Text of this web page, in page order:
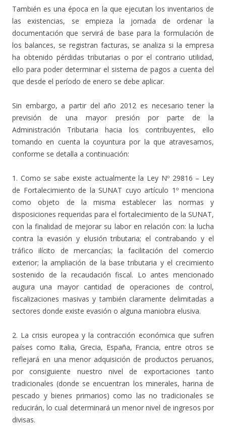
También es una época en la que ejecutan los inventarios de
las existencias, se empieza la jornada de ordenar la
documentación que servirá de base para la formulación de
los balances, se registran facturas, se analiza si la empresa
ha obtenido pérdidas tributarias o por el contrario utilidad,
ello para poder determinar el sistema de pagos a cuenta del
que desde el período de enero se debe aplicar.
Sin embargo, a partir del año 2012 es necesario tener la
previsión de una mayor presión por parte de la
Administración Tributaria hacia los contribuyentes, ello
tomando en cuenta la coyuntura por la que atravesamos,
conforme se detalla a continuación:
1. Como se sabe existe actualmente la Ley Nº 29816 – Ley
de Fortalecimiento de la SUNAT cuyo artículo 1º menciona
como objeto de la misma establecer las normas y
disposiciones requeridas para el fortalecimiento de la SUNAT,
con la finalidad de mejorar su labor en relación con: la lucha
contra la evasión y elusión tributaria; el contrabando y el
tráfico ilícito de mercancías; la facilitación del comercio
exterior; la ampliación de la base tributaria y el crecimiento
sostenido de la recaudación fiscal. Lo antes mencionado
augura una mayor cantidad de operaciones de control,
fiscalizaciones masivas y también claramente delimitadas a
sectores donde existe evasión o alguna maniobra elusiva.
2. La crisis europea y la contracción económica que sufren
países como Italia, Grecia, España, Francia, entre otros se
reflejará en una menor adquisición de productos peruanos,
por consiguiente nuestro nivel de exportaciones tanto
tradicionales (donde se encuentran los minerales, harina de
pescado y bienes primarios) como las no tradicionales se
reducirán, lo cual determinará un menor nivel de ingresos por
divisas.